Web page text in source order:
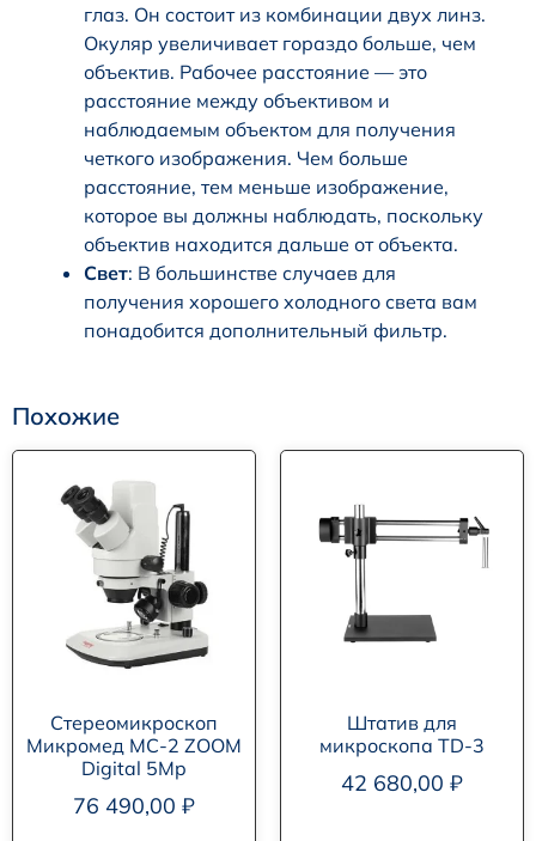
глаз. Он состоит из комбинации двух линз.
Окуляр увеличивает гораздо больше, чем
объектив. Рабочее расстояние — это
расстояние между объективом и
наблюдаемым объектом для получения
четкого изображения. Чем больше
расстояние, тем меньше изображение,
которое вы должны наблюдать, поскольку
объектив находится дальше от объекта.
Свет: В большинстве случаев для
получения хорошего холодного света вам
понадобится дополнительный фильтр.
Похожие
Стереомикроскоп
Микромед MC-2 ZOOM
Digital 5Mp
76 490,00 ₽
Штатив для
микроскопа TD-3
42 680,00 ₽